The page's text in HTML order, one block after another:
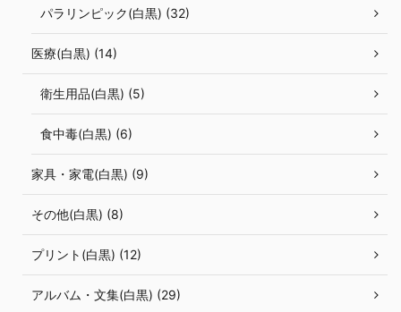
パラリンピック(白黒) (32)
医療(白黒) (14)
衛生用品(白黒) (5)
食中毒(白黒) (6)
家具・家電(白黒) (9)
その他(白黒) (8)
プリント(白黒) (12)
アルバム・文集(白黒) (29)